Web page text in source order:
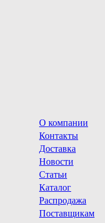
О компании
Контакты
Доставка
Новости
Статьи
Каталог
Распродажа
Поставщикам